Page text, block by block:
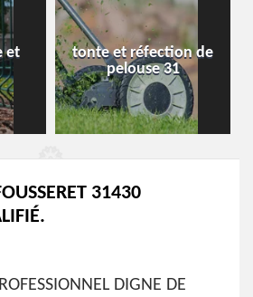
et
tonte et réfection de
pelouse 31
31430
DIGNE DE